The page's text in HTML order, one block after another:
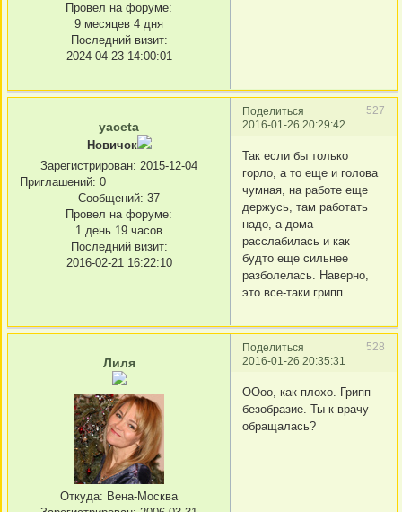
Провел на форуме:
9 месяцев 4 дня
Последний визит:
2024-04-23 14:00:01
Поделиться
527
2016-01-26 20:29:42
yaceta
Новичок
Зарегистрирован: 2015-12-04
Приглашений: 0
Сообщений: 37
Провел на форуме:
1 день 19 часов
Последний визит:
2016-02-21 16:22:10
Так если бы только
горло, а то еще и голова
чумная, на работе еще
держусь, там работать
надо, а дома
расслабилась и как
будто еще сильнее
разболелась. Наверно,
это все-таки грипп.
Поделиться
528
2016-01-26 20:35:31
Лиля
Откуда: Вена-Москва
ООоо, как плохо. Грипп
безобразие. Ты к врачу
обращалась?